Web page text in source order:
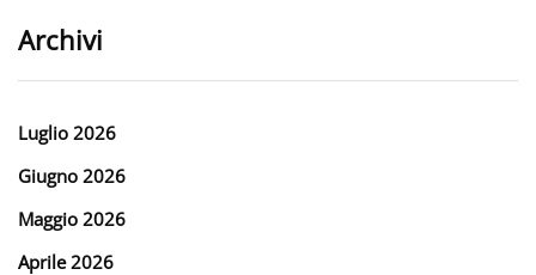
Archivi
Luglio 2026
Giugno 2026
Maggio 2026
Aprile 2026